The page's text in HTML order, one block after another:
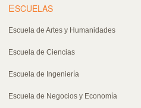
ESCUELAS
Escuela de Artes y Humanidades
Escuela de Ciencias
Escuela de Ingeniería
Escuela de Negocios y Economía